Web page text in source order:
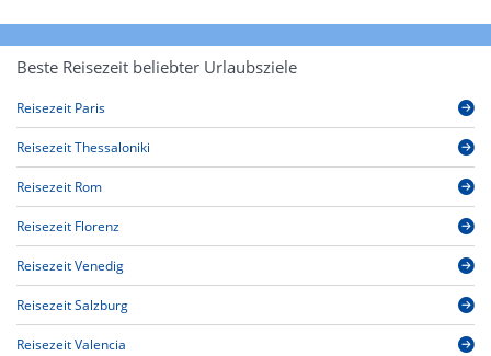
Beste Reisezeit beliebter Urlaubsziele
Reisezeit Paris
Reisezeit Thessaloniki
Reisezeit Rom
Reisezeit Florenz
Reisezeit Venedig
Reisezeit Salzburg
Reisezeit Valencia